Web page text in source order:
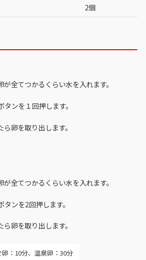
2個
全てつかるくらい水を入れます。
ンを１回押します。
卵を取り出します。
全てつかるくらい水を入れます。
ンを2回押します。
卵を取り出します。
：10分、温泉卵：30分